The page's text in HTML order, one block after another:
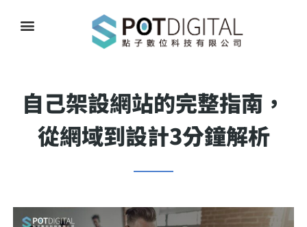
自己架設網站的完整指南，
從網域到設計3分鐘解析